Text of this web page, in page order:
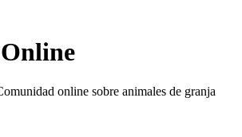
online sobre animales de granja